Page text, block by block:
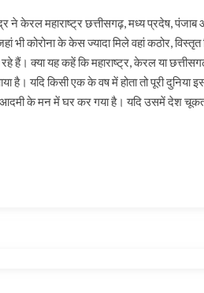
केरल महाराष्ट्र छत्तीसगढ़, मध्य प्रदेष,
कोरोना के केस ज्यादा मिले वहां कठोर,
क्या यह कहें कि महाराष्ट्र, केरल या
है। यदि किसी एक के वष में होता तो पूरी
के मन में घर कर गया है। यदि उसमें देश चूकता